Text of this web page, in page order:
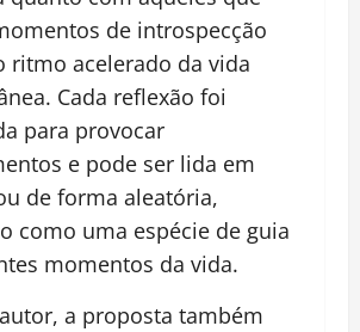
de introspecção
ritmo acelerado da vida
Cada reflexão foi
para provocar
e pode ser lida em
de forma aleatória,
como uma espécie de guia
momentos da vida.
a proposta também